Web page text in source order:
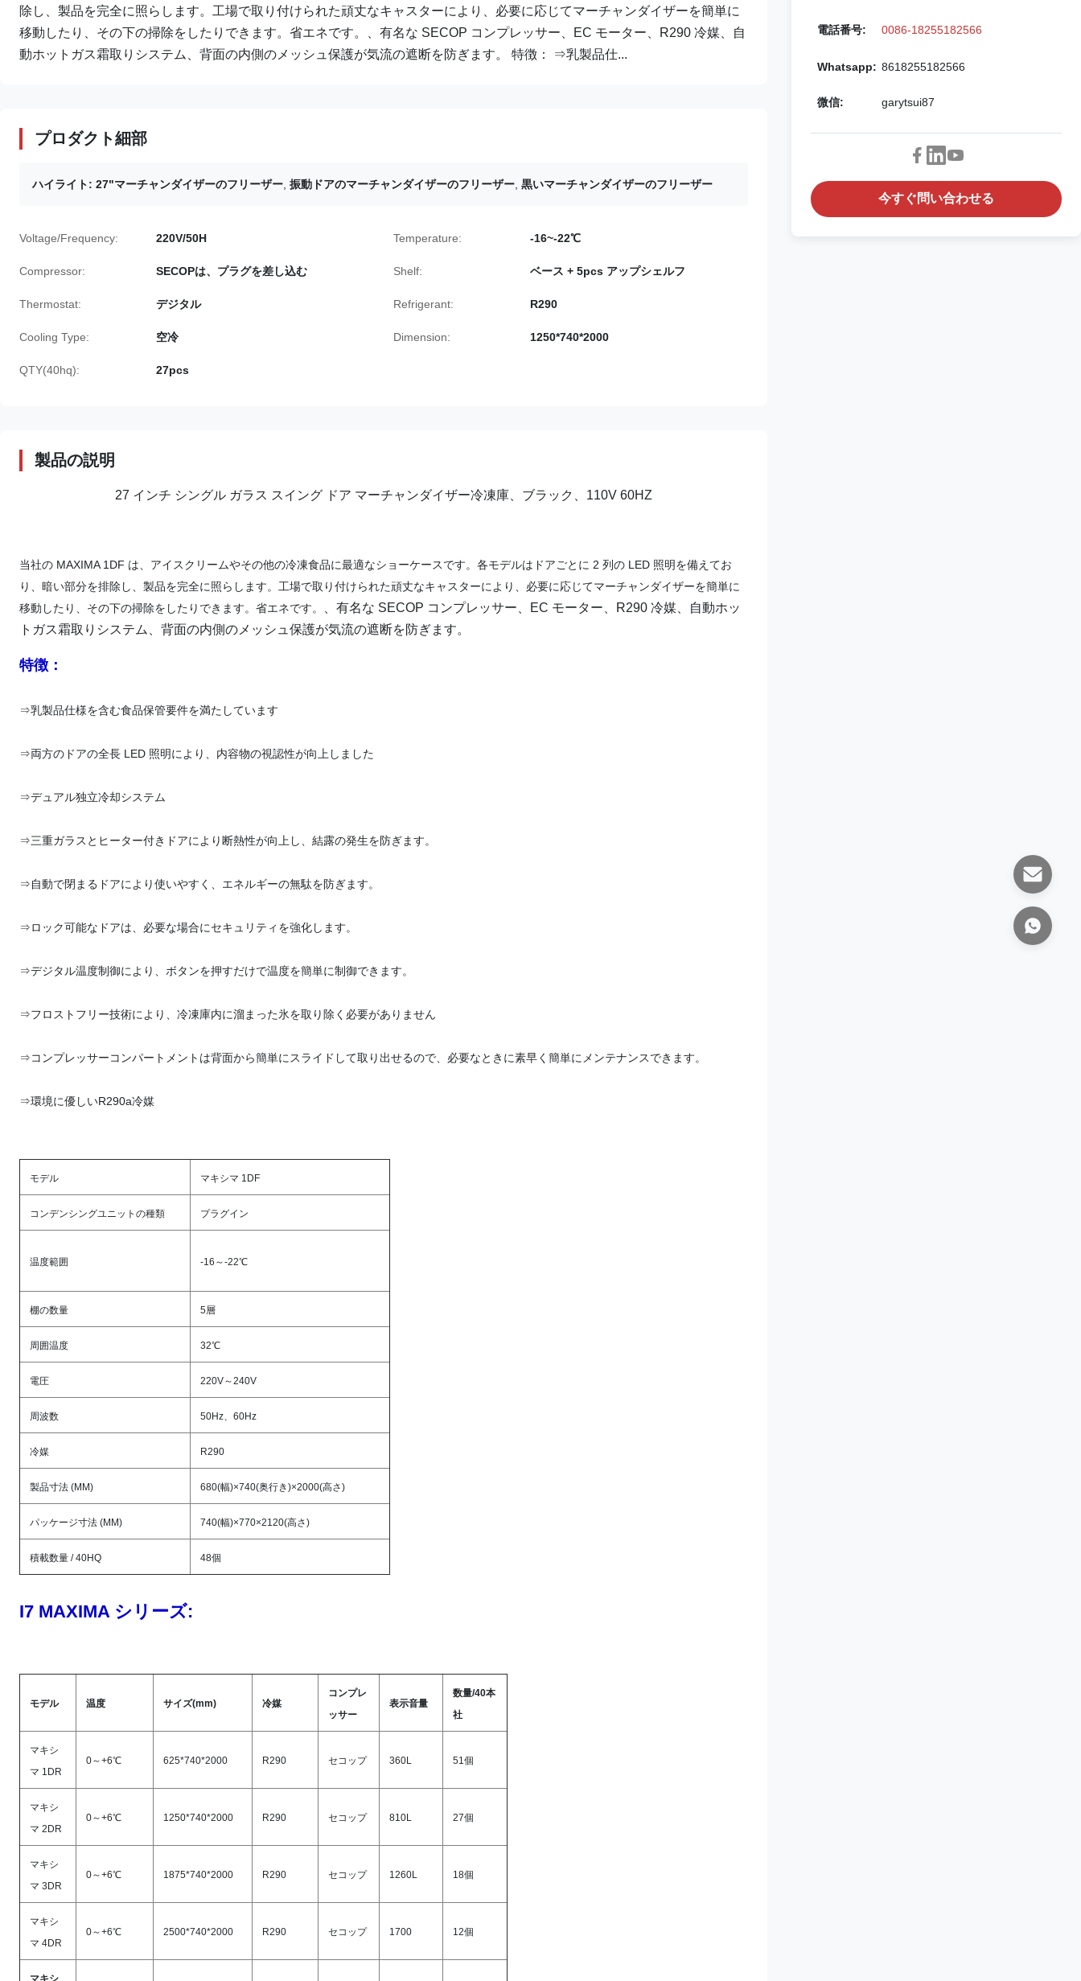
除し、製品を完全に照らします。工場で取り付けられた頑丈なキャスターにより、必要に応じてマーチャンダイザーを簡単に
移動したり、その下の掃除をしたりできます。省エネです。、有名な SECOP コンプレッサー、EC モーター、R290 冷媒、自
動ホットガス霜取りシステム、背面の内側のメッシュ保護が気流の遮断を防ぎます。 特徴： ⇒乳製品仕...
プロダクト細部
ハイライト: 27"マーチャンダイザーのフリーザー 振動ドアのマーチャンダイザーのフリーザー 黒いマーチャンダイザーのフリーザー
Voltage/Frequency: 220V/50H Temperature: -16~-22℃
Compressor: SECOPは、プラグを差し込む Shelf: ベース + 5pcs アップシェルフ
Thermostat: デジタル Refrigerant: R290
Cooling Type: 空冷 Dimension: 1250*740*2000
QTY(40hq): 27pcs
製品の説明
27 インチ シングル ガラス スイング ドア マーチャンダイザー冷凍庫、ブラック、110V 60HZ
当社の MAXIMA 1DF は、アイスクリームやその他の冷凍食品に最適なショーケースです。各モデルはドアごとに 2 列の LED 照明を備えてお
り、暗い部分を排除し、製品を完全に照らします。工場で取り付けられた頑丈なキャスターにより、必要に応じてマーチャンダイザーを簡単に
移動したり、その下の掃除をしたりできます。省エネです。
、有名な SECOP コンプレッサー、EC モーター、R290 冷媒、自動ホッ
トガス霜取りシステム、背面の内側のメッシュ保護が気流の遮断を防ぎます。
特徴：
⇒乳製品仕様を含む食品保管要件を満たしています
⇒両方のドアの全長 LED 照明により、内容物の視認性が向上しました
⇒デュアル独立冷却システム
⇒三重ガラスとヒーター付きドアにより断熱性が向上し、結露の発生を防ぎます。
⇒自動で閉まるドアにより使いやすく、エネルギーの無駄を防ぎます。
⇒ロック可能なドアは、必要な場合にセキュリティを強化します。
⇒デジタル温度制御により、ボタンを押すだけで温度を簡単に制御できます。
⇒フロストフリー技術により、冷凍庫内に溜まった氷を取り除く必要がありません
⇒コンプレッサーコンパートメントは背面から簡単にスライドして取り出せるので、必要なときに素早く簡単にメンテナンスできます。
⇒環境に優しいR290a冷媒
モデル マキシマ 1DF
コンデンシングユニットの種類 プラグイン
温度範囲 -16～-22℃
棚の数量 5層
周囲温度 32℃
電圧 220V～240V
周波数 50Hz、60Hz
冷媒 R290
製品寸法 (MM) 680(幅)×740(奥行き)×2000(高さ)
パッケージ寸法 (MM) 740(幅)×770×2120(高さ)
積載数量 / 40HQ 48個
I7 MAXIMA シリーズ:
モデル 温度 サイズ(mm) 冷媒
コンプレ
ッサー
表示音量
数量/40本
社
マキシ
マ 1DR
0～+6℃ 625*740*2000 R290 セコップ 360L 51個
マキシ
マ 2DR
0～+6℃ 1250*740*2000 R290 セコップ 810L 27個
マキシ
マ 3DR
0～+6℃ 1875*740*2000 R290 セコップ 1260L 18個
マキシ
マ 4DR
0～+6℃ 2500*740*2000 R290 セコップ 1700 12個
マキシ
電話番号: 0086-18255182566
Whatsapp: 8618255182566
微信: garytsui87
今すぐ問い合わせる